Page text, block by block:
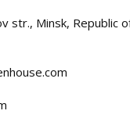
str., Minsk, Republic